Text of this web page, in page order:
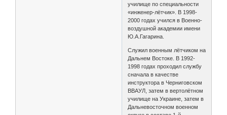
училище по специальности
«инженер-лётчик». В 1998-
2000 годах учился в Военно-
воздушной академии имени
Ю.А.Гагарина.
Служил военным лётчиком на
Дальнем Востоке. В 1992-
1998 годах проходил службу
сначала в качестве
инструктора в Черниговском
ВВАУЛ, затем в вертолётном
училище на Украине, затем в
Дальневосточном военном